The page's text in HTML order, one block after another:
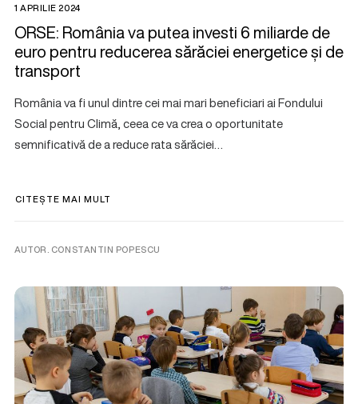
1 APRILIE 2024
ORSE: România va putea investi 6 miliarde de
euro pentru reducerea sărăciei energetice și de
transport
România va fi unul dintre cei mai mari beneficiari ai Fondului
Social pentru Climă, ceea ce va crea o oportunitate
semnificativă de a reduce rata sărăciei…
CITEȘTE MAI MULT
AUTOR. CONSTANTIN POPESCU